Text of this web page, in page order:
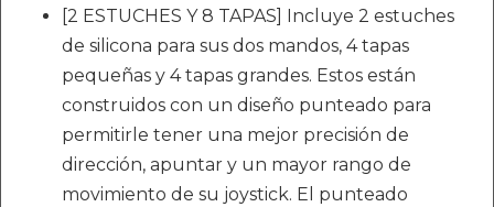
[2 ESTUCHES Y 8 TAPAS] Incluye 2 estuches
de silicona para sus dos mandos, 4 tapas
pequeñas y 4 tapas grandes. Estos están
construidos con un diseño punteado para
permitirle tener una mejor precisión de
dirección, apuntar y un mayor rango de
movimiento de su joystick. El punteado